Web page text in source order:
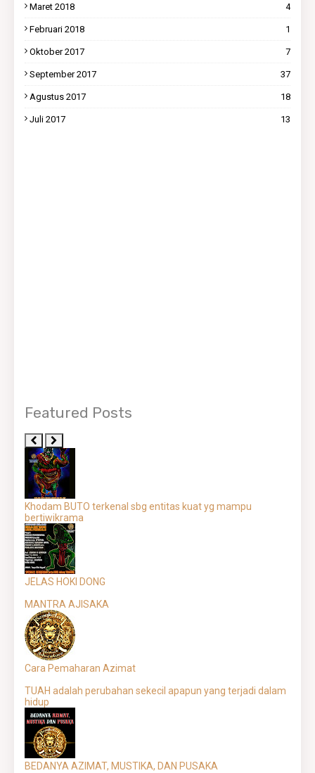
Maret 2018 4
Februari 2018 1
Oktober 2017 7
September 2017 37
Agustus 2017 18
Juli 2017 13
Featured Posts
Khodam BUTO terkenal sbg entitas kuat yg mampu
bertiwikrama
JELAS HOKI DONG
MANTRA AJISAKA
Cara Pemaharan Azimat
TUAH adalah perubahan sekecil apapun yang terjadi dalam
hidup
BEDANYA AZIMAT, MUSTIKA, DAN PUSAKA